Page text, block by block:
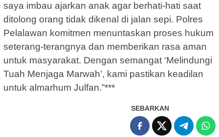
saya imbau ajarkan anak agar berhati-hati saat
ditolong orang tidak dikenal di jalan sepi. Polres
Pelalawan komitmen menuntaskan proses hukum
seterang-terangnya dan memberikan rasa aman
untuk masyarakat. Dengan semangat ‘Melindungi
Tuah Menjaga Marwah’, kami pastikan keadilan
untuk almarhum Julfan.”***
SEBARKAN